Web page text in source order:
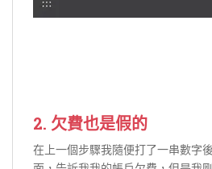
2. 欠費也是假的
在上一個步驟我隨便打了一串數字